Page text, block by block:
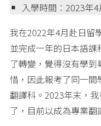
入學時間：2023年4
我在2022年4月赴日留
並完成一年的日本語
了轉變，覺得沒有學
惜，因此報考了同一
翻譯科。2023年末，
了，目前以成為專業翻